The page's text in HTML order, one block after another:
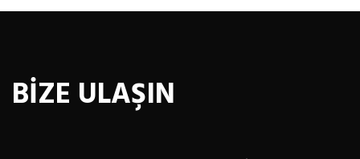
BİZE ULAŞIN